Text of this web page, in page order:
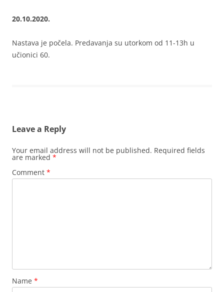
20.10.2020.
Nastava je počela. Predavanja su utorkom od 11-13h u
učionici 60.
Leave a Reply
Your email address will not be published. Required fields
are marked *
Comment *
Name *